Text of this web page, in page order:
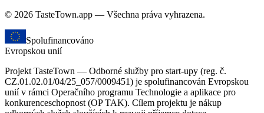
© 2026 TasteTown.app — Všechna práva vyhrazena.
Spolufinancováno
Evropskou unií
Projekt TasteTown — Odborné služby pro start-upy (reg. č.
CZ.01.02.01/04/25_057/0009451) je spolufinancován Evropskou
unií v rámci Operačního programu Technologie a aplikace pro
konkurenceschopnost (OP TAK). Cílem projektu je nákup